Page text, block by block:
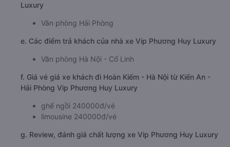
Luxury
Văn phòng Hải Phòng
e. Các điểm trả khách của nhà xe Vip Phương Huy Luxury
Văn phòng Hà Nội - Cổ Linh
f. Giá vé giá xe khách đi Hoàn Kiếm - Hà Nội từ Kiến An -
Hải Phòng Vip Phương Huy Luxury
ghế ngồi 240000đ/vé
limousine 240000đ/vé
g. Review, đánh giá chất lượng xe Vip Phương Huy Luxury